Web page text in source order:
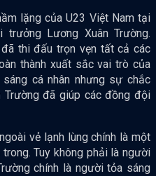
lặng của U23 Việt Nam tại
Lương Xuân Trường.
thi đấu trọn vẹn tất cả các
thành xuất sắc vai trò của
cá nhân nhưng sự chắc
Trường đã giúp các đồng đội
vẻ lạnh lùng chính là một
Tuy không phải là người
chính là người tỏa sáng